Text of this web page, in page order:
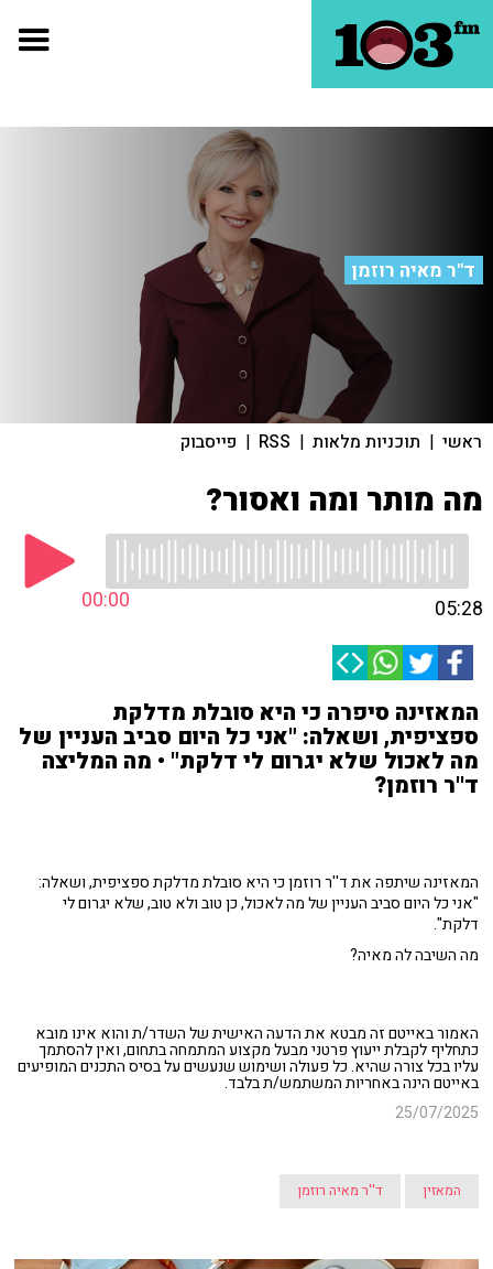
ד"ר מאיה רוזמן
ראשי | תוכניות מלאות |
RSS
| פייסבוק
מה מותר ומה ואסור?
00:00 05:28
המאזינה סיפרה כי היא סובלת מדלקת
ספציפית, ושאלה: "אני כל היום סביב העניין של
מה לאכול שלא יגרום לי דלקת" • מה המליצה
ד''ר רוזמן?
המאזינה שיתפה את ד''ר רוזמן כי היא סובלת מדלקת ספציפית, ושאלה:
"אני כל היום סביב העניין של מה לאכול, כן טוב ולא טוב, שלא יגרום לי
דלקת".
מה השיבה לה מאיה?
האמור באייטם זה מבטא את הדעה האישית של השדר/ת והוא אינו מובא
כתחליף לקבלת ייעוץ פרטני מבעל מקצוע המתמחה בתחום, ואין להסתמך
עליו בכל צורה שהיא. כל פעולה ושימוש שנעשים על בסיס התכנים המופיעים
באייטם הינה באחריות המשתמש/ת בלבד.
25/07/2025
המאזין ד''ר מאיה רוזמן